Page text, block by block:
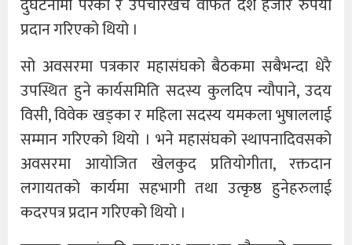
दुर्घटनामा परेको र उपचारखर्च वाफत दश हजार रुपैयाँ
प्रदान गरिएको थियो ।
सो अवसरमा पत्रकार महासंघको बैठकमा सबैभन्दा धेरै
उपस्थित हुने कार्यसमिति सदस्य कुलदिप न्यौपाने, उदय
विसी, विवेक खड्का र महिला सदस्य यमकला भुषाललाई
सम्मान गरिएको थियो । भने महासंघको स्थापनादिवसको
अवसरमा आयोजित खेलकुद प्रतियोगीता, रक्तदान
लगायतको कार्यमा सहभागी तथा उत्कृष्ठ हुनेहरुलाई
कदरपत्र प्रदान गरिएको थियो ।